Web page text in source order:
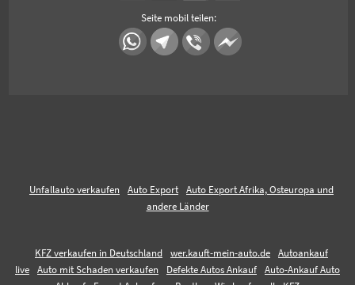
Seite mobil teilen:
Unfallauto verkaufen Auto Export
Auto Export Afrika, Osteuropa und
andere Länder
KFZ verkaufen in Deutschland wer.kauft-mein-auto.de
Autoankauf
live
Auto mit Schaden verkaufen Defekte Autos Ankauf
Auto-Ankauf Auto